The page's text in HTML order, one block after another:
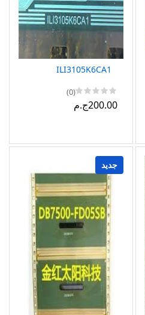
ILI3105K6CA1
(0)
200.00ج.م
جديد